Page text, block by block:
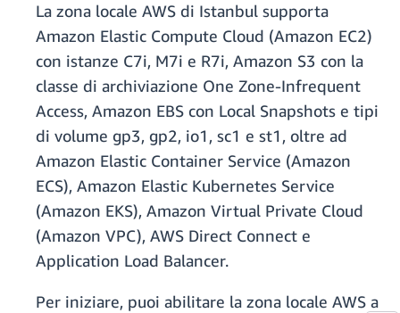
La zona locale AWS di Istanbul supporta
Amazon Elastic Compute Cloud (Amazon EC2)
con istanze C7i, M7i e R7i, Amazon S3 con la
classe di archiviazione One Zone-Infrequent
Access, Amazon EBS con Local Snapshots e tipi
di volume gp3, gp2, io1, sc1 e st1, oltre ad
Amazon Elastic Container Service (Amazon
ECS), Amazon Elastic Kubernetes Service
(Amazon EKS), Amazon Virtual Private Cloud
(Amazon VPC), AWS Direct Connect e
Application Load Balancer.
Per iniziare, puoi abilitare la zona locale AWS a